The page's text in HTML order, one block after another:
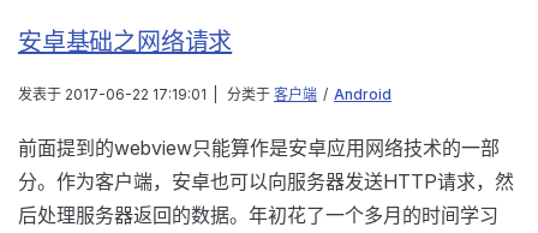
安卓基础之网络请求
发表于 2017-06-22 17:19:01 分类于 客户端 / Android
前面提到的webview只能算作是安卓应用网络技术的一部
分。作为客户端，安卓也可以向服务器发送HTTP请求，然
后处理服务器返回的数据。年初花了一个多月的时间学习